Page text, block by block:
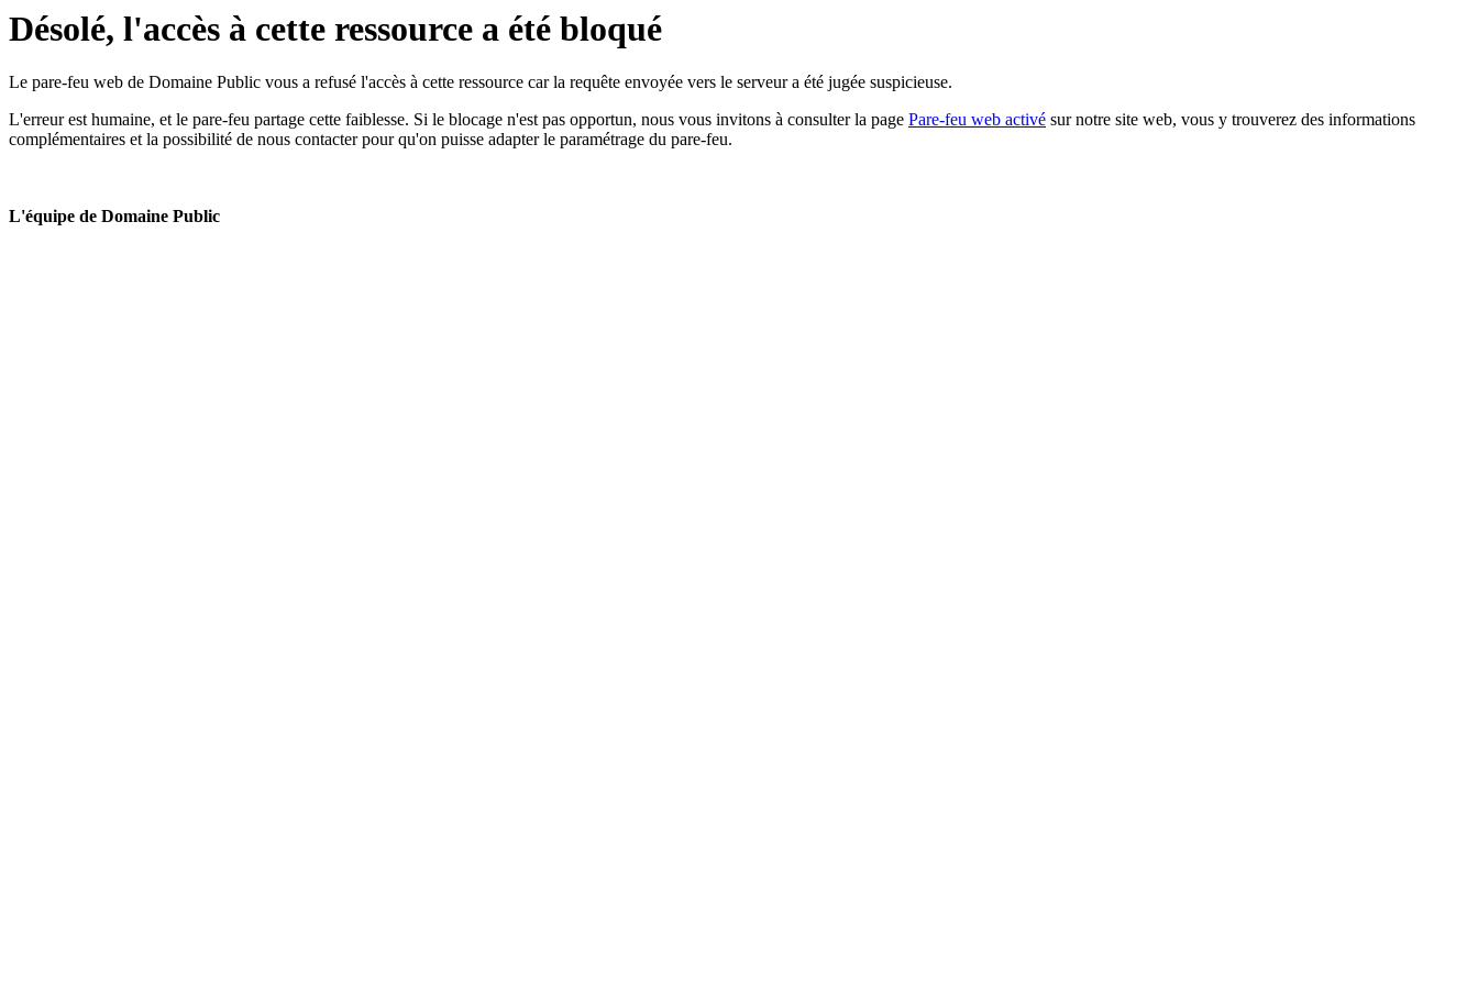
Désolé, l'accès à cette ressource a été bloqué
Le pare-feu web de Domaine Public vous a refusé l'accès à cette ressource car la requête envoyée vers le serveur a été jugée suspicieuse.
L'erreur est humaine, et le pare-feu partage cette faiblesse. Si le blocage n'est pas opportun, nous vous invitons à consulter la page Pare-feu web activé sur notre site web, vous y trouverez des informations
complémentaires et la possibilité de nous contacter pour qu'on puisse adapter le paramétrage du pare-feu.
L'équipe de Domaine Public